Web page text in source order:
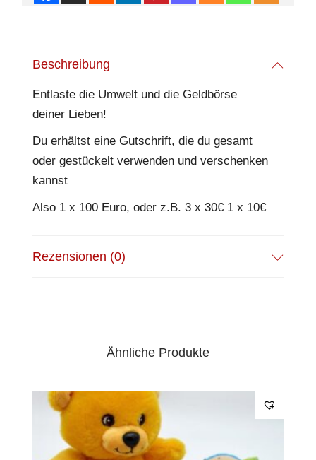
Beschreibung
Entlaste die Umwelt und die Geldbörse
deiner Lieben!
Du erhältst eine Gutschrift, die du gesamt
oder gestückelt verwenden und verschenken
kannst
Also 1 x 100 Euro, oder z.B. 3 x 30€ 1 x 10€
Rezensionen (0)
Ähnliche Produkte